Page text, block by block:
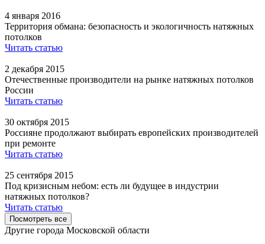
4 января 2016
Территория обмана: безопасность и экологичность натяжных
потолков
Читать статью
2 декабря 2015
Отечественные производители на рынке натяжных потолков
России
Читать статью
30 октября 2015
Россияне продолжают выбирать европейских производителей
при ремонте
Читать статью
25 сентября 2015
Под кризисным небом: есть ли будущее в индустрии
натяжных потолков?
Читать статью
Посмотреть все
Другие города Московской области